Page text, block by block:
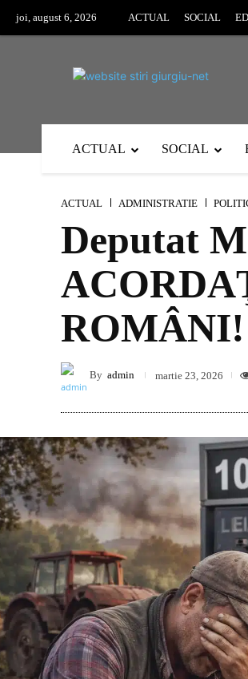
joi, august 6, 2026 ACTUAL SOCIAL
ACTUAL SOCIAL
ACTUAL ADMINISTRATIE
Deputat
By admin martie 23, 2026